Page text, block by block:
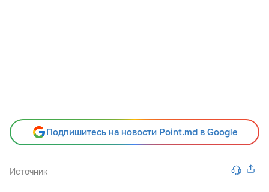
Подпишитесь на новости Point.md в Google
Источник